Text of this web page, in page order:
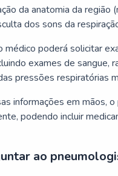
da anatomia da região
dos sons da
médico poderá solicitar
exames de sangue,
pressões respiratórias
informações em mãos,
podendo incluir
ao